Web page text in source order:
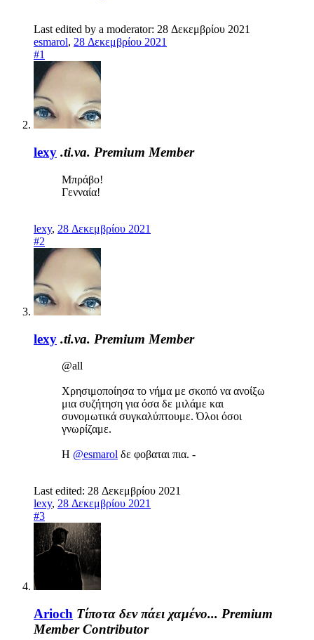
Last edited by a moderator: 28 Δεκεμβρίου 2021
esmarol, 28 Δεκεμβρίου 2021
#1
lexy .ti.va. Premium Member
Μπράβο!
Γενναία!
lexy, 28 Δεκεμβρίου 2021
#2
lexy .ti.va. Premium Member
@all
Χρησιμοποίησα το νήμα με σκοπό να ανοίξω
μια συζήτηση για όσα δε μιλάμε και
συνομωτικά συγκαλύπτουμε. Όλοι όσοι
γνωρίζαμε.
Η @esmarol δε φοβαται πια. -
Last edited: 28 Δεκεμβρίου 2021
lexy, 28 Δεκεμβρίου 2021
#3
Arioch Τίποτα δεν πάει χαμένο... Premium
Member Contributor